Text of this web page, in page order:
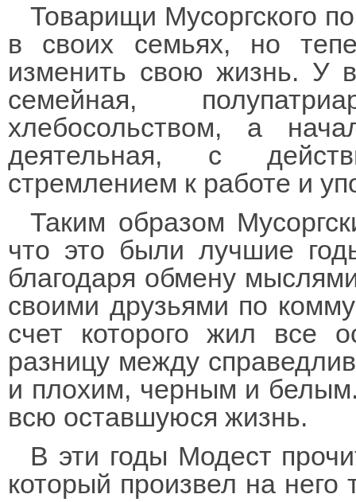
Товарищи Мусоргского
в своих семьях, но
изменить свою жизнь. У
семейная,
хлебосольством, а
деятельная, с
стремлением к работе и
Таким образом
что это были лучшие
благодаря обмену
своими друзьями по
счет которого жил все
разницу между
и плохим, черным и
всю оставшуюся жизнь.
В эти годы Модест
который произвел на него